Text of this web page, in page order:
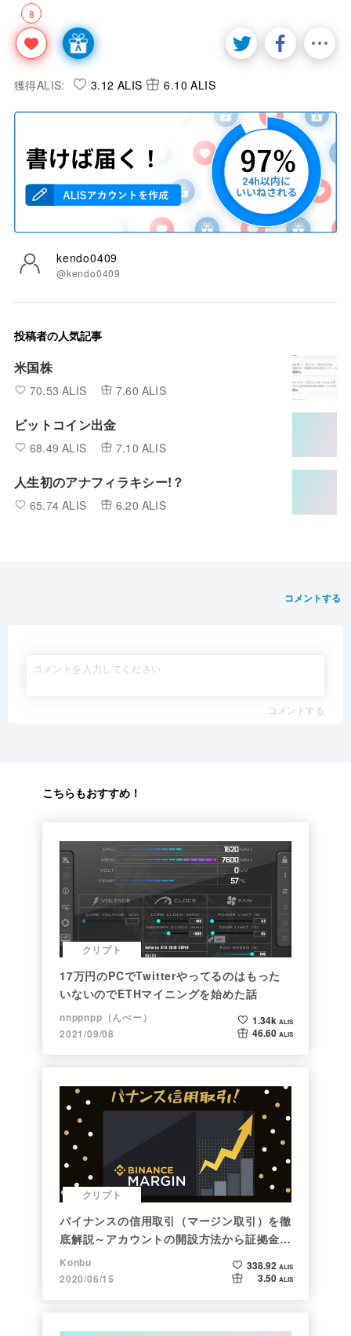
8
獲得ALIS: 3.12 ALIS 6.10 ALIS
kendo0409
@kendo0409
投稿者の人気記事
米国株
70.53 ALIS 7.60 ALIS
ビットコイン出金
68.49 ALIS 7.10 ALIS
人生初のアナフィラキシー!？
65.74 ALIS 6.20 ALIS
コメントする
コメントする
こちらもおすすめ！
クリプト
17万円のPCでTwitterやってるのはもった
いないのでETHマイニングを始めた話
nnppnpp（んぺー）
2021/09/08
1.34k ALIS
46.60 ALIS
クリプト
バイナンスの信用取引（マージン取引）を徹
底解説～アカウントの開設方法から証拠金計
算例まで～
Konbu
2020/06/15
338.92 ALIS
3.50 ALIS